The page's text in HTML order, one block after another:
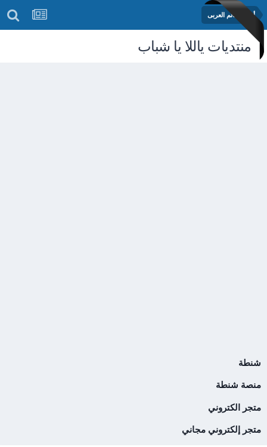
أخبار العالم العربى
منتديات ياللا يا شباب
شنطة
منصة شنطة
متجر الكتروني
متجر إلكتروني مجاني